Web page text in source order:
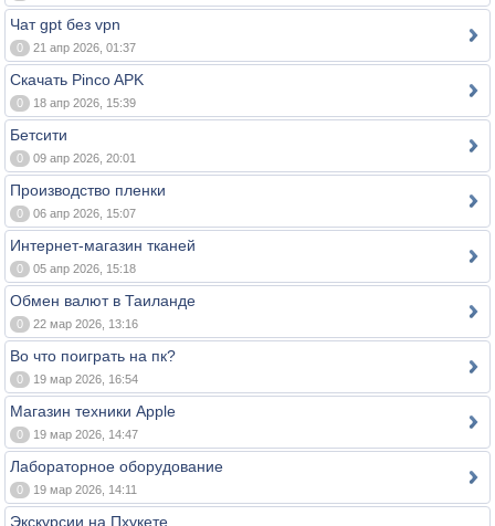
Чат gpt без vpn
0 21 апр 2026, 01:37
Скачать Pinco APK
0 18 апр 2026, 15:39
Бетсити
0 09 апр 2026, 20:01
Производство пленки
0 06 апр 2026, 15:07
Интернет-магазин тканей
0 05 апр 2026, 15:18
Обмен валют в Таиланде
0 22 мар 2026, 13:16
Во что поиграть на пк?
0 19 мар 2026, 16:54
Магазин техники Apple
0 19 мар 2026, 14:47
Лабораторное оборудование
0 19 мар 2026, 14:11
Экскурсии на Пхукете